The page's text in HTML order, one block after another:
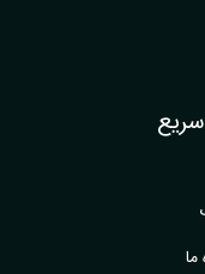
ما